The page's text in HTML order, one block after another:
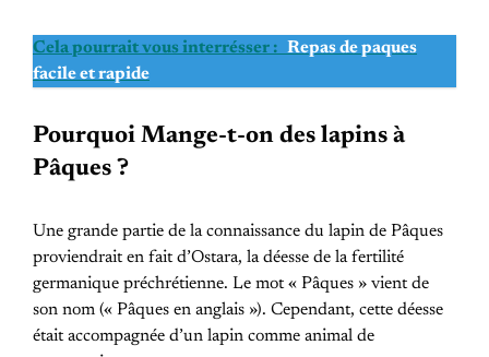
Cela pourrait vous interrésser : Repas de paques
facile et rapide
Pourquoi Mange-t-on des lapins à
Pâques ?
Une grande partie de la connaissance du lapin de Pâques
proviendrait en fait d’Ostara, la déesse de la fertilité
germanique préchrétienne. Le mot « Pâques » vient de
son nom (« Pâques en anglais »). Cependant, cette déesse
était accompagnée d’un lapin comme animal de